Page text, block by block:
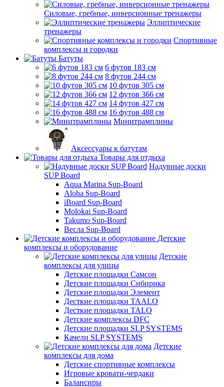
Силовые, гребные, инверсионные тренажеры
Эллиптические
тренажеры
Спортивные
комплексы и городки
Батуты
6 футов 183 см
8 футов 244 см
10 футов 305 см
12 футов 366 см
14 футов 427 см
16 футов 488 см
Минитрамплины
Аксессуары к батутам
Товары для отдыха
Надувные доски
SUP Board
Aqua Marina Sup-Board
Aloha Sup-Board
iBoard Sup-Board
Molokai Sup-Board
Takumo Sup-Board
Весла Sup-Board
Детские
комплексы и оборудование
Детские
комплексы для улицы
Детские площадки Самсон
Детские площадки Сибирика
Детские площадки Элемент
Десткие площадки TAALO
Десткие площадки TALO
Детские комплексы DFC
Детские площадки SLP SYSTEMS
Качели SLP SYSTEMS
Детские
комплексы для дома
Детские спортивные комплексы
Игровые кровати-чердаки
Балансиры